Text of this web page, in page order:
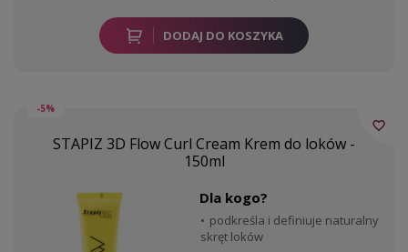
DODAJ DO KOSZYKA
-5%
STAPIZ 3D Flow Curl Cream Krem do loków -
150ml
Dla kogo?
podkreśla i definiuje naturalny
skręt loków
favorite_border